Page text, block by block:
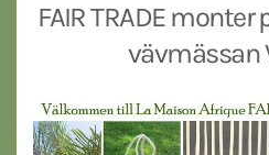
FAIR TRADE
vävmässan